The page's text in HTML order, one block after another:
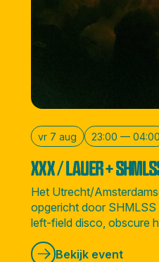
vr 7 aug 23:00 — 04:00
XXX / LAUER +
Het Utrecht/
opgericht door
left-field disco, obscure
sounds vanuit alle
Bekijk event